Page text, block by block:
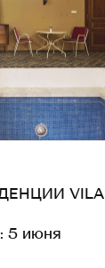
VILA
5 июня